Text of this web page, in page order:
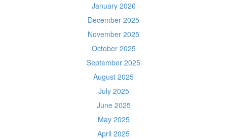
January 2026
December 2025
November 2025
October 2025
September 2025
August 2025
July 2025
June 2025
May 2025
April 2025